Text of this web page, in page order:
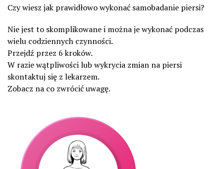
Czy wiesz jak prawidłowo wykonać samobadanie piersi?
Nie jest to skomplikowane i można je wykonać podczas
wielu codziennych czynności.
Przejdź przez 6 kroków.
W razie wątpliwości lub wykrycia zmian na piersi
skontaktuj się z lekarzem.
Zobacz na co zwrócić uwagę.